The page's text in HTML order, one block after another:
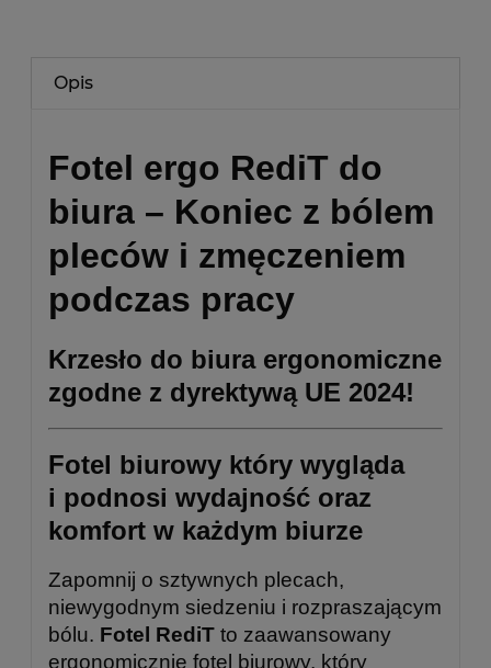
Opis
Fotel ergo RediT do
biura – Koniec z bólem
pleców i zmęczeniem
podczas pracy
Krzesło do biura ergonomiczne
zgodne z dyrektywą UE 2024!
Fotel biurowy który wygląda
i podnosi wydajność oraz
komfort w każdym biurze
Zapomnij o sztywnych plecach,
niewygodnym siedzeniu i rozpraszającym
bólu. Fotel RediT to zaawansowany
ergonomicznie fotel biurowy, który